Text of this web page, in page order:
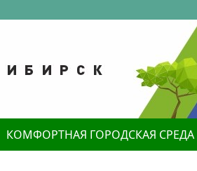
КОМФОРТНАЯ ГОРОДСКАЯ СРЕДА